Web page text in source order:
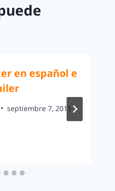
en español e
septiembre 7, 2011